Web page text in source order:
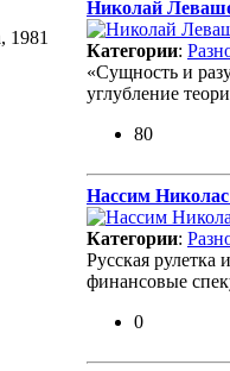
1981
Николай
Категории:
«Сущность и
углубление
80
Нассим
Категории:
Русская рулетка
финансовые
0